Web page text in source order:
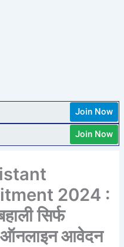
Join Now
Join Now
2024 :
सिर्फ
ऑनलाइन आवेदन